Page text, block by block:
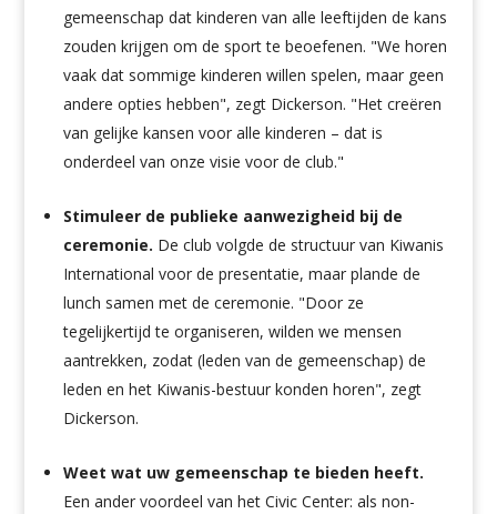
gemeenschap dat kinderen van alle leeftijden de kans
zouden krijgen om de sport te beoefenen. "We horen
vaak dat sommige kinderen willen spelen, maar geen
andere opties hebben", zegt Dickerson. "Het creëren
van gelijke kansen voor alle kinderen – dat is
onderdeel van onze visie voor de club."
Stimuleer de publieke aanwezigheid bij de
ceremonie. De club volgde de structuur van Kiwanis
International voor de presentatie, maar plande de
lunch samen met de ceremonie. "Door ze
tegelijkertijd te organiseren, wilden we mensen
aantrekken, zodat (leden van de gemeenschap) de
leden en het Kiwanis-bestuur konden horen", zegt
Dickerson.
Weet wat uw gemeenschap te bieden heeft.
Een ander voordeel van het Civic Center: als non-